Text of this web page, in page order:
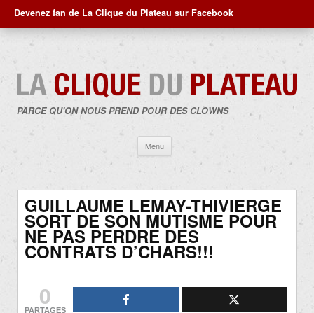
Devenez fan de La Clique du Plateau sur Facebook
PARCE QU'ON NOUS PREND POUR DES CLOWNS
Menu
contenu
GUILLAUME LEMAY-THIVIERGE
SORT DE SON MUTISME POUR
NE PAS PERDRE DES
CONTRATS D’CHARS!!!
0
PARTAGES